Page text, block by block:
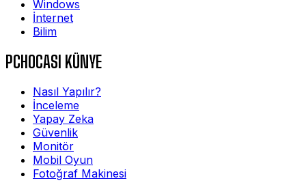
Windows
İnternet
Bilim
PCHOCASI KÜNYE
Nasıl Yapılır?
İnceleme
Yapay Zeka
Güvenlik
Monitör
Mobil Oyun
Fotoğraf Makinesi